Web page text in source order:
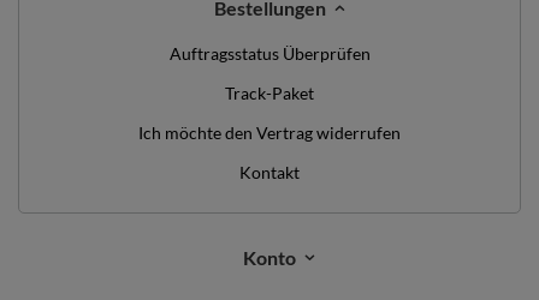
Bestellungen
Auftragsstatus Überprüfen
Track-Paket
Ich möchte den Vertrag widerrufen
Kontakt
Konto